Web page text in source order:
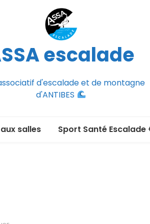
escalade
d'escalade et de montagne
d'ANTIBES
salles Sport Santé Escalade